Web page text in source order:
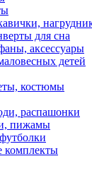
для сна
аксессуары
детей
костюмы
распашонки
пижамы
комплекты